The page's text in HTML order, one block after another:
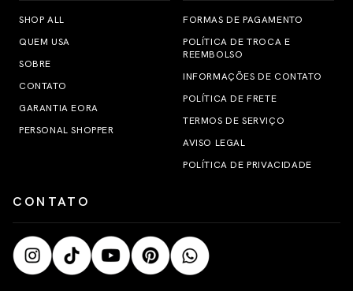
SHOP ALL
QUEM USA
SOBRE
CONTATO
GARANTIA EORA
PERSONAL SHOPPER
FORMAS DE PAGAMENTO
POLÍTICA DE TROCA E
REEMBOLSO
INFORMAÇÕES DE CONTATO
POLÍTICA DE FRETE
TERMOS DE SERVIÇO
AVISO LEGAL
POLÍTICA DE PRIVACIDADE
CONTATO